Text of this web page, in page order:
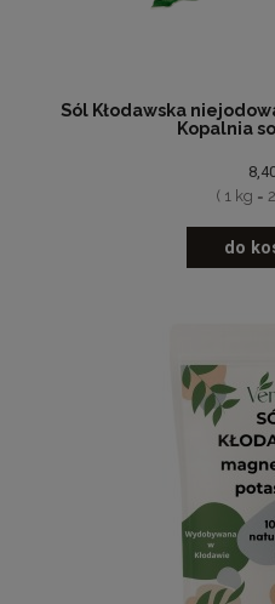
Sól Kłodawska
Kopalnia
( 1 kg =
do